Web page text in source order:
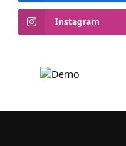
Instagram